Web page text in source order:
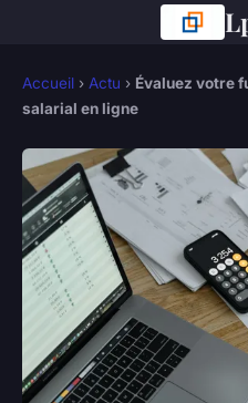
Accueil › Actu › Évaluez votre
salarial en ligne